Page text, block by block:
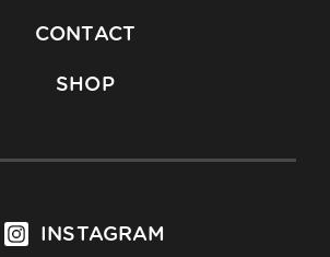
CONTACT
SHOP
INSTAGRAM